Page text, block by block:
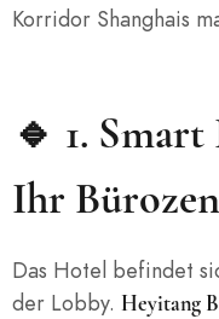
Korridor Shanghais
🔹 1. Smart
Ihr
Das Hotel befindet
der Lobby. Heyitang